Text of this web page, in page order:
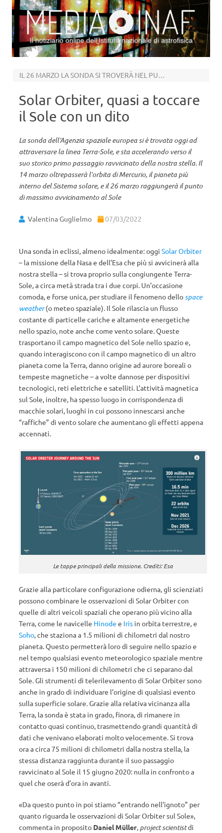
Il notiziario online dell’Istituto nazionale di astrofisica
IL 26 MARZO LA SONDA SI TROVERÀ NEL PUNTO PIÙ VICINO ALLA NOSTRA STELLA
Solar Orbiter, quasi a toccare
il Sole con un dito
La sonda dell’Agenzia spaziale europea si è trovata oggi ad
attraversare la linea Terra-Sole, e sta accelerando verso il
suo storico primo passaggio ravvicinato della nostra stella. Il
14 marzo oltrepasserà l’orbita di Mercurio, il pianeta più
interno del Sistema solare, e il 26 marzo raggiungerà il punto
di massimo avvicinamento al Sole
Valentina Guglielmo 07/03/2022
Una sonda in eclissi, almeno idealmente: oggi Solar Orbiter
– la missione della Nasa e dell’Esa che più si avvicinerà alla
nostra stella – si trova proprio sulla congiungente Terra-
Sole, a circa metà strada tra i due corpi. Un’occasione
comoda, e forse unica, per studiare il fenomeno dellospace
weather(o meteo spaziale). Il Sole rilascia un flusso
costante di particelle cariche e altamente energetiche
nello spazio, note anche come vento solare. Queste
trasportano il campo magnetico del Sole nello spazio e,
quando interagiscono con il campo magnetico di un altro
pianeta come la Terra, danno origine ad aurore boreali o
tempeste magnetiche – a volte dannose per dispositivi
tecnologici, reti elettriche e satelliti. L’attività magnetica
sul Sole, inoltre, ha spesso luogo in corrispondenza di
macchie solari, luoghi in cui possono innescarsi anche
“raffiche” di vento solare che aumentano gli effetti appena
accennati.
Le tappe principali della missione. Crediti: Esa
Grazie alla particolare configurazione odierna, gli scienziati
possono combinare le osservazioni di Solar Orbiter con
quelle di altri veicoli spaziali che operano più vicino alla
Terra, come le navicelle Hinode e Iris in orbita terrestre, e
Soho , che staziona a 1.5 milioni di chilometri dal nostro
pianeta. Questo permetterà loro di seguire nello spazio e
nel tempo qualsiasi evento meteorologico spaziale mentre
attraversa i 150 milioni di chilometri che ci separano dal
Sole. Gli strumenti di telerilevamento di Solar Orbiter sono
anche in grado di individuare l’origine di qualsiasi evento
sulla superficie solare. Grazie alla relativa vicinanza alla
Terra, la sonda è stata in grado, finora, di rimanere in
contatto quasi continuo, trasmettendo grandi quantità di
dati che venivano elaborati molto velocemente. Si trova
ora a circa 75 milioni di chilometri dalla nostra stella, la
stessa distanza raggiunta durante il suo passaggio
ravvicinato al Sole il 15 giugno 2020: nulla in confronto a
quel che oserà d’ora in avanti.
«Da questo punto in poi stiamo “entrando nell’ignoto” per
quanto riguarda le osservazioni di Solar Orbiter sul Sole»,
commenta in proposito Daniel Müller project scientistdi